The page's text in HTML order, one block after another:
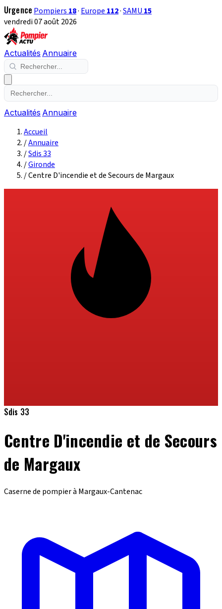
Urgence Pompiers 18· Europe 112·SAMU 15
vendredi 07 août 2026
Actualités Annuaire
Actualités Annuaire
Accueil
/Annuaire
/Sdis 33
/Gironde
/Centre D'incendie et de Secours de Margaux
Sdis 33
Centre D'incendie et de Secours
de Margaux
Caserne de pompier à Margaux-Cantenac